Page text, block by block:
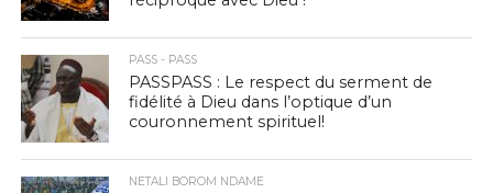
PASS - PASS
PASSPASS : Le respect du serment de
fidélité à Dieu dans l’optique d’un
couronnement spirituel!
NETALI BOROM NDAME